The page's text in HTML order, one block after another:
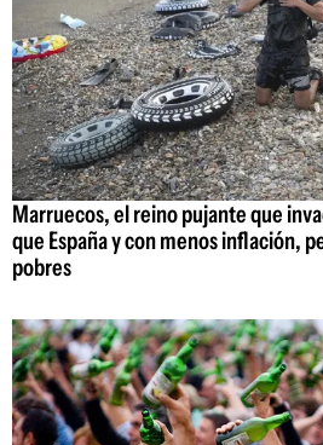
Marruecos, el reino pujante que
que España y con menos inflación,
pobres